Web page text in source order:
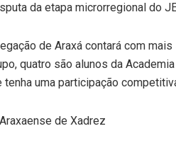
da etapa microrregional do
de Araxá contará com
quatro são alunos da
tenha uma participação
de Xadrez